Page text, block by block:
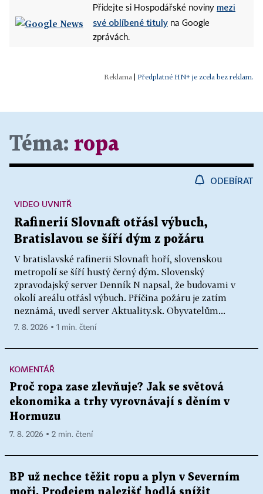
Přidejte si Hospodářské noviny mezi
své oblíbené tituly na Google
zprávách.
Předplatné HN+ je zcela bez reklam.
Téma: ropa
ODEBÍRAT
Rafinerií Slovnaft otřásl výbuch,
Bratislavou se šíří dým z požáru
V bratislavské rafinerii Slovnaft hoří, slovenskou
metropolí se šíří hustý černý dým. Slovenský
zpravodajský server Denník N napsal, že budovami v
okolí areálu otřásl výbuch. Příčina požáru je zatím
neznámá, uvedl server Aktuality.sk. Obyvatelům...
VIDEO UVNITŘ
7. 8. 2026 ▪ 1 min. čtení
KOMENTÁŘ
Proč ropa zase zlevňuje? Jak se světová
ekonomika a trhy vyrovnávají s děním v
Hormuzu
7. 8. 2026 ▪ 2 min. čtení
BP už nechce těžit ropu a plyn v Severním
moři. Prodejem nalezišť hodlá snížit